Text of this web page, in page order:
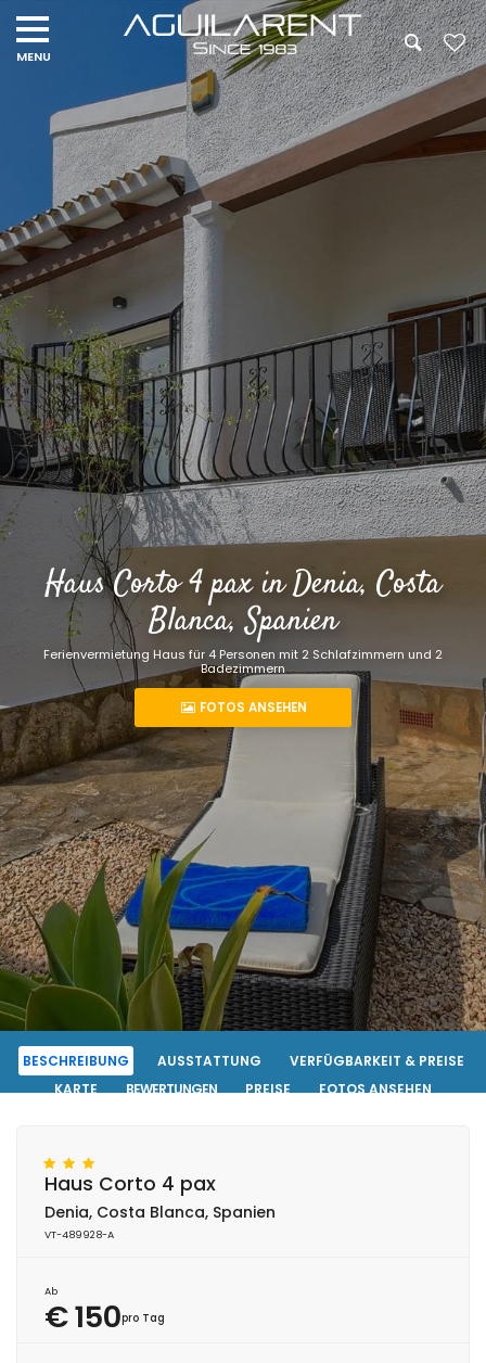
Haus Corto 4 pax in Denia, Costa
Blanca, Spanien
Ferienvermietung Haus für 4 Personen mit 2 Schlafzimmern und 2
Badezimmern
FOTOS ANSEHEN
BESCHREIBUNG AUSSTATTUNG
VERFÜGBARKEIT & PREISE
KARTE
BEWERTUNGEN PREISE
FOTOS ANSEHEN
Haus Corto 4 pax
Denia, Costa Blanca, Spanien
VT-489928-A
Ab
€ 150pro Tag